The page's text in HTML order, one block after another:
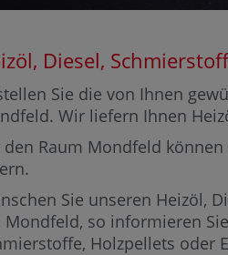
Diesel,
Sie die von Ihnen
Wir liefern Ihnen
den Raum Mondfeld
Sie unseren Heizöl,
Mondfeld, so informieren
Holzpellets oder